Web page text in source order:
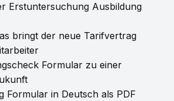
Erstuntersuchung Ausbildung
bringt der neue Tarifvertrag
Formular zu einer
Formular in Deutsch als PDF